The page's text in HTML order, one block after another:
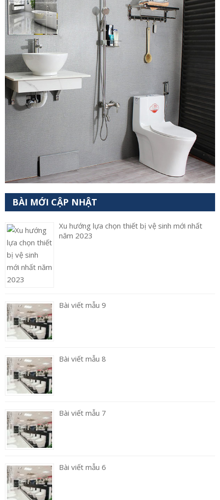
BÀI MỚI CẬP NHẬT
Xu hướng lựa chọn thiết bị vệ sinh mới nhất
năm 2023
Bài viết mẫu 9
Bài viết mẫu 8
Bài viết mẫu 7
Bài viết mẫu 6